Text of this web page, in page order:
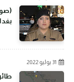
31 يوليو 2022